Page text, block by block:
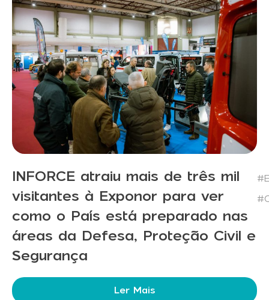
INFORCE atraiu mais de três mil
visitantes à Exponor para ver
como o País está preparado nas
áreas da Defesa, Proteção Civil e
Segurança
Ler Mais